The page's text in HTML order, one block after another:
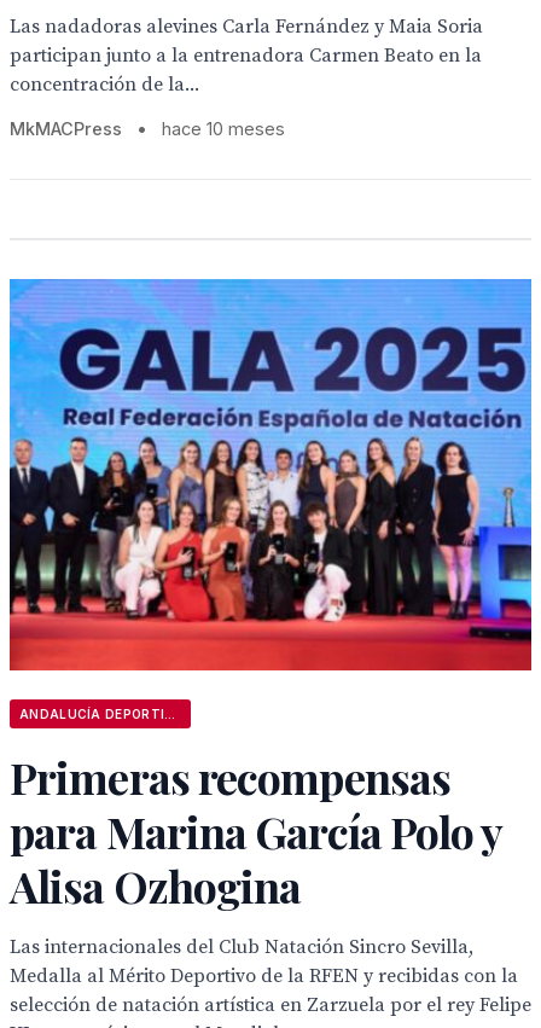
Las nadadoras alevines Carla Fernández y Maia Soria
participan junto a la entrenadora Carmen Beato en la
concentración de la...
MkMACPress • hace 10 meses
Primeras recompensas
para Marina García Polo y
Alisa Ozhogina
Las internacionales del Club Natación Sincro Sevilla,
Medalla al Mérito Deportivo de la RFEN y recibidas con la
selección de natación artística en Zarzuela por el rey Felipe